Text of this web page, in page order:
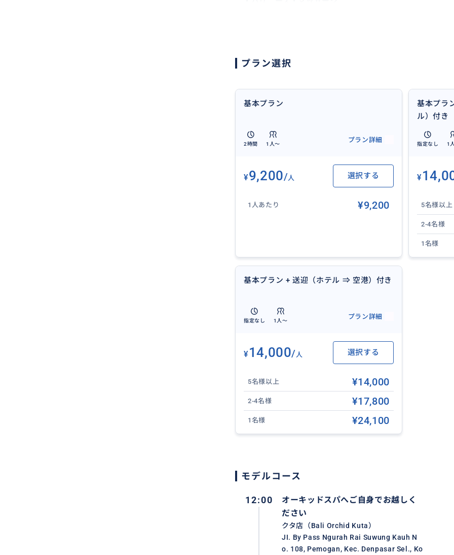
バリ島で長年愛され続けているオーキッドスパは、数ある
多く、その評判の高さから予約が絶えない老舗の名店です
南国情緒あふれる緑豊かな敷地内に一歩足を踏み入れれば
め、周りの目を気にせず自分だけの至福のひとときに没頭
りで、その確かな技術による伝統的なバリニーズマッサ
ら解きほぐすと口コミでも絶賛されています。
出発の直前までバリ島を満喫できます。
JI. By Pass Ngurah Rai Suwung Kauh No. 108,
asar, Bali 40115
毎日: 10:00 - 22:00
Google map:
ヌサドゥア店（Royal Orchid Spa）
Google map:
❖ 所要時間：2時間
❖ 含まれるもの：スパパッケージ料金、個室、シャワー、
❖ 含まれないもの：送迎、チップなど
❖ 「ホテル往復」または「ホテル迎え・空港送り」プラン
❖ 基本は2〜3名1室です。1名1室希望は追加料金で承りま
❖ 16歳以上からご利用いただけます。
❖ 遅刻された場合、施術時間の短縮やご案内不可となる場
❖ 妊娠中、持病、アレルギーがある方は必ず事前にご相談
❖ 催行日： 毎日（バリ島の新年「ニュピ」とその前後を除
❖ 最少催行人数： 1名様
プラン選択
基本プラン
2時間 1人〜
プラン詳細
¥9,200/人 選択する
1人あたり ¥9,200
基本プラ
ル）付き
指定なし 1
¥
5名様以上
2-4名様
1名様
基本プラン + 送迎（ホテル ⇒ 空港）付き
指定なし 1人〜
プラン詳細
¥14,000/人 選択する
5名様以上 ¥14,000
2-4名様 ¥17,800
1名様 ¥24,100
モデルコース
12:00
オーキッドスパへご自身でお越しく
ださい
クタ店（Bali Orchid Kuta）
JI. By Pass Ngurah Rai Suwung Kauh N
o. 108, Pemogan, Kec. Denpasar Sel., Ko